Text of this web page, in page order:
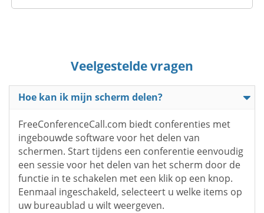
Veelgestelde vragen
Hoe kan ik mijn scherm delen?
FreeConferenceCall.com biedt conferenties met
ingebouwde software voor het delen van
schermen. Start tijdens een conferentie eenvoudig
een sessie voor het delen van het scherm door de
functie in te schakelen met een klik op een knop.
Eenmaal ingeschakeld, selecteert u welke items op
uw bureaublad u wilt weergeven.